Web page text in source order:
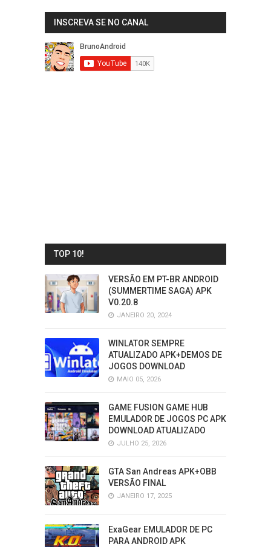
INSCREVA SE NO CANAL
TOP 10!
VERSÃO EM PT-BR ANDROID
(SUMMERTIME SAGA) APK
V0.20.8
JANEIRO 20, 2024
WINLATOR SEMPRE
ATUALIZADO APK+DEMOS DE
JOGOS DOWNLOAD
MAIO 05, 2026
GAME FUSION GAME HUB
EMULADOR DE JOGOS PC APK
DOWNLOAD ATUALIZADO
JULHO 25, 2026
GTA San Andreas APK+OBB
VERSÃO FINAL
JANEIRO 17, 2025
ExaGear EMULADOR DE PC
PARA ANDROID APK